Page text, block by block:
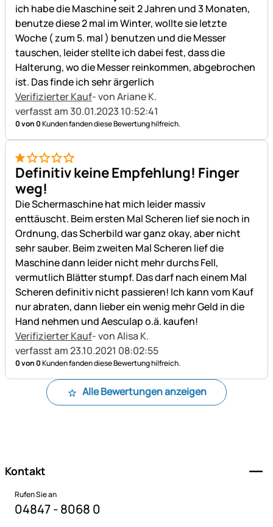
ich habe die Maschine seit 2 Jahren und 3 Monaten,
benutze diese 2 mal im Winter, wollte sie letzte
Woche ( zum 5. mal ) benutzen und die Messer
tauschen, leider stellte ich dabei fest, dass die
Halterung, wo die Messer reinkommen, abgebrochen
ist. Das finde ich sehr ärgerlich
Verifizierter Kauf- von Ariane K.
verfasst am 30.01.2023 10:52:41
0 von 0Kunden fanden diese Bewertung hilfreich.
1 von 5
Definitiv keine Empfehlung! Finger
weg!
Die Schermaschine hat mich leider massiv
enttäuscht. Beim ersten Mal Scheren lief sie noch in
Ordnung, das Scherbild war ganz okay, aber nicht
sehr sauber. Beim zweiten Mal Scheren lief die
Maschine dann leider nicht mehr durchs Fell,
vermutlich Blätter stumpf. Das darf nach einem Mal
Scheren definitiv nicht passieren! Ich kann vom Kauf
nur abraten, dann lieber ein wenig mehr Geld in die
Hand nehmen und Aesculap o.ä. kaufen!
Verifizierter Kauf- von Alisa K.
verfasst am 23.10.2021 08:02:55
0 von 0Kunden fanden diese Bewertung hilfreich.
Alle Bewertungen anzeigen
Kontakt
Rufen Sie an
04847 - 8068 0